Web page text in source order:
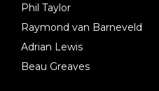
Phil Taylor
Raymond van Barneveld
Adrian Lewis
Beau Greaves